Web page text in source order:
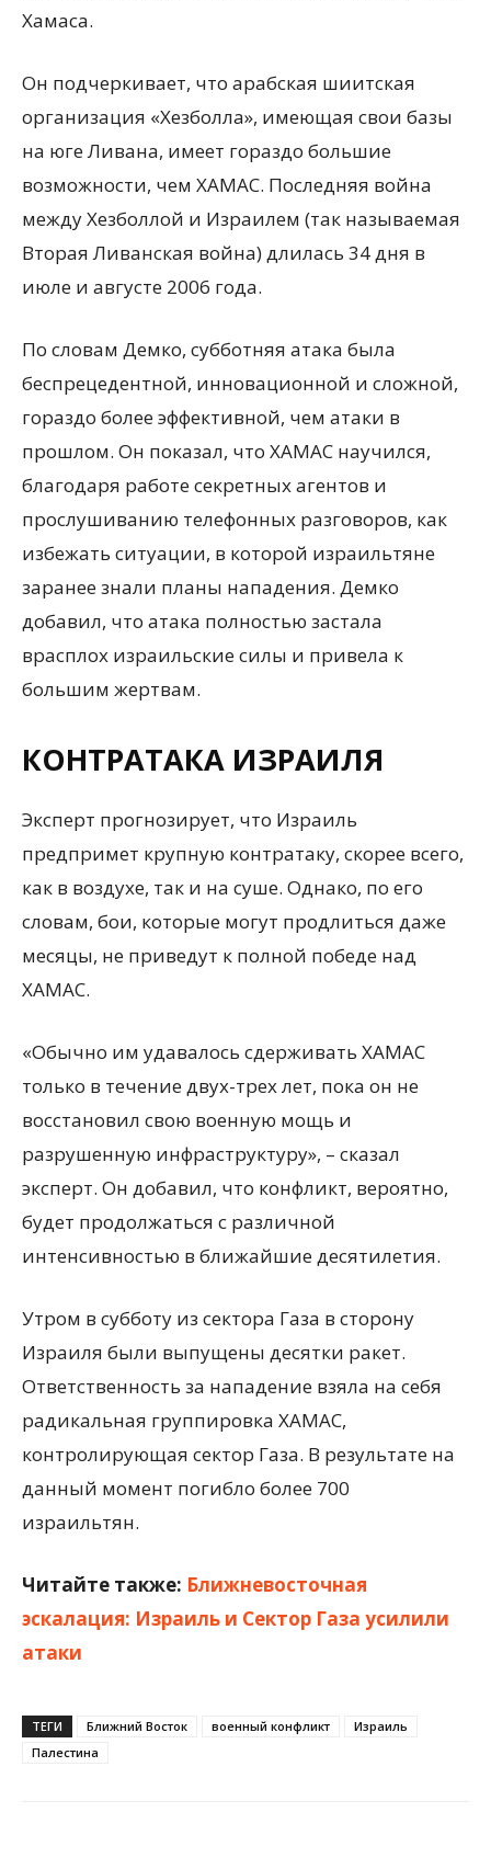
Хамаса.
Он подчеркивает, что арабская шиитская
организация «Хезболла», имеющая свои базы
на юге Ливана, имеет гораздо большие
возможности, чем ХАМАС. Последняя война
между Хезболлой и Израилем (так называемая
Вторая Ливанская война) длилась 34 дня в
июле и августе 2006 года.
По словам Демко, субботняя атака была
беспрецедентной, инновационной и сложной,
гораздо более эффективной, чем атаки в
прошлом. Он показал, что ХАМАС научился,
благодаря работе секретных агентов и
прослушиванию телефонных разговоров, как
избежать ситуации, в которой израильтяне
заранее знали планы нападения. Демко
добавил, что атака полностью застала
врасплох израильские силы и привела к
большим жертвам.
КОНТРАТАКА ИЗРАИЛЯ
Эксперт прогнозирует, что Израиль
предпримет крупную контратаку, скорее всего,
как в воздухе, так и на суше. Однако, по его
словам, бои, которые могут продлиться даже
месяцы, не приведут к полной победе над
ХАМАС.
«Обычно им удавалось сдерживать ХАМАС
только в течение двух-трех лет, пока он не
восстановил свою военную мощь и
разрушенную инфраструктуру», – сказал
эксперт. Он добавил, что конфликт, вероятно,
будет продолжаться с различной
интенсивностью в ближайшие десятилетия.
Утром в субботу из сектора Газа в сторону
Израиля были выпущены десятки ракет.
Ответственность за нападение взяла на себя
радикальная группировка ХАМАС,
контролирующая сектор Газа. В результате на
данный момент погибло более 700
израильтян.
Читайте также: Ближневосточная
эскалация: Израиль и Сектор Газа усилили
атаки
ТЕГИ Ближний Восток военный конфликт
Израиль
Палестина